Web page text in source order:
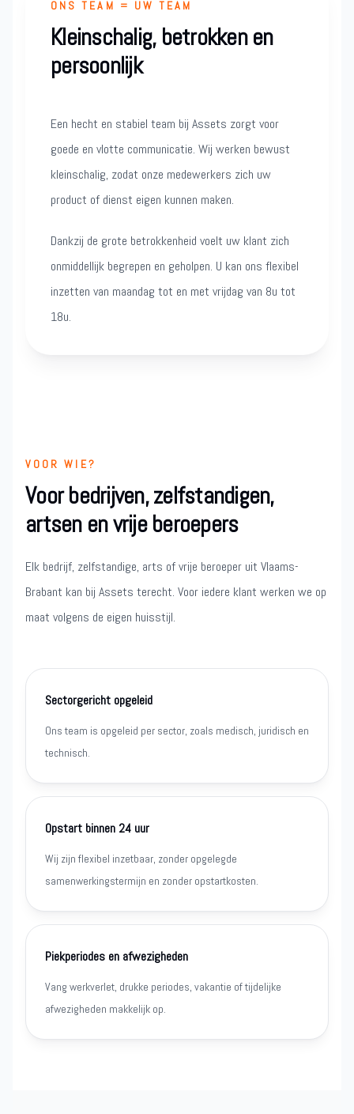
ONS TEAM = UW TEAM
Kleinschalig, betrokken en
persoonlijk
Een hecht en stabiel team bij Assets zorgt voor
goede en vlotte communicatie. Wij werken bewust
kleinschalig, zodat onze medewerkers zich uw
product of dienst eigen kunnen maken.
Dankzij de grote betrokkenheid voelt uw klant zich
onmiddellijk begrepen en geholpen. U kan ons flexibel
inzetten van maandag tot en met vrijdag van 8u tot
18u.
VOOR WIE?
Voor bedrijven, zelfstandigen,
artsen en vrije beroepers
Elk bedrijf, zelfstandige, arts of vrije beroeper uit Vlaams-
Brabant kan bij Assets terecht. Voor iedere klant werken we op
maat volgens de eigen huisstijl.
Sectorgericht opgeleid
Ons team is opgeleid per sector, zoals medisch, juridisch en
technisch.
Opstart binnen 24 uur
Wij zijn flexibel inzetbaar, zonder opgelegde
samenwerkingstermijn en zonder opstartkosten.
Piekperiodes en afwezigheden
Vang werkverlet, drukke periodes, vakantie of tijdelijke
afwezigheden makkelijk op.